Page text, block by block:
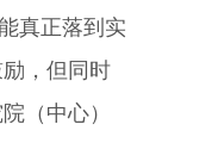
真正落到实
，但同时
（中心）